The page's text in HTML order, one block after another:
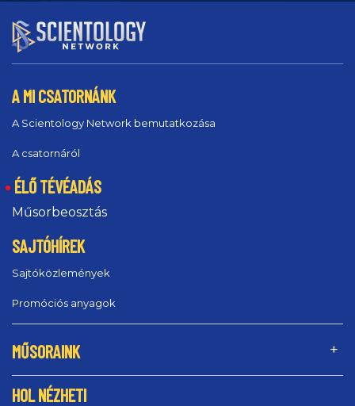
A MI CSATORNÁNK
A Scientology Network bemutatkozása
A csatornáról
ÉLŐ TÉVÉADÁS
Műsorbeosztás
SAJTÓHÍREK
Sajtóközlemények
Promóciós anyagok
MŰSORAINK
HOL NÉZHETI